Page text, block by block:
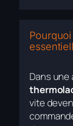
Dans
vite